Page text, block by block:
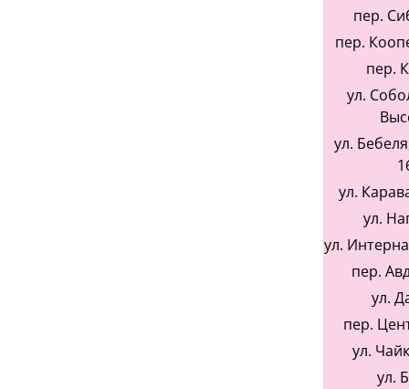
пер.
пер.
пер.
ул.
ул.
ул.
ул.
ул.
пер.
ул.
пер.
ул.
ул.